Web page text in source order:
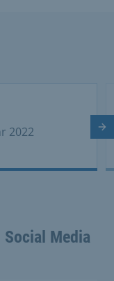
2022
Social Media